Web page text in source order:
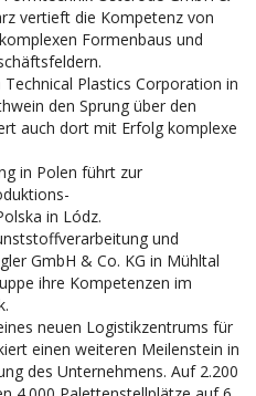
vertieft die Kompetenz von
Formenbaus und
Plastics Corporation in
den Sprung über den
auch dort mit Erfolg komplexe
in Polen führt zur
in Lódz.
und
GmbH & Co. KG in Mühltal
ihre Kompetenzen im
neuen Logistikzentrums für
einen weiteren Meilenstein in
des Unternehmens. Auf 2.200